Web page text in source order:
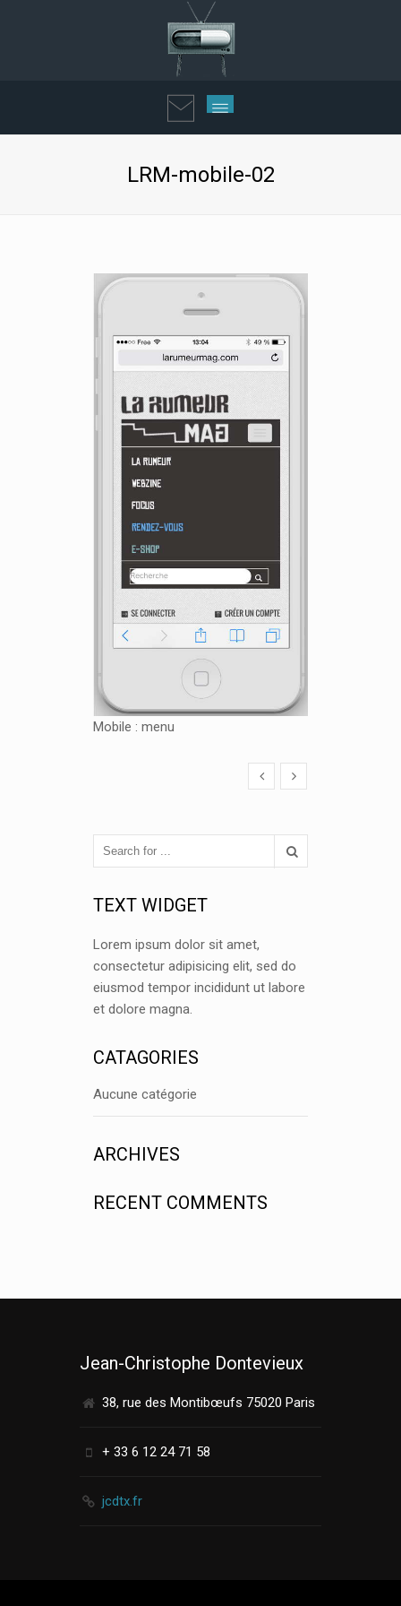
LRM-mobile-02
Mobile : menu
TEXT WIDGET
Lorem ipsum dolor sit amet,
consectetur adipisicing elit, sed do
eiusmod tempor incididunt ut labore
et dolore magna.
CATAGORIES
Aucune catégorie
ARCHIVES
RECENT COMMENTS
Jean-Christophe Dontevieux
38, rue des Montibœufs 75020 Paris
+ 33 6 12 24 71 58
jcdtx.fr